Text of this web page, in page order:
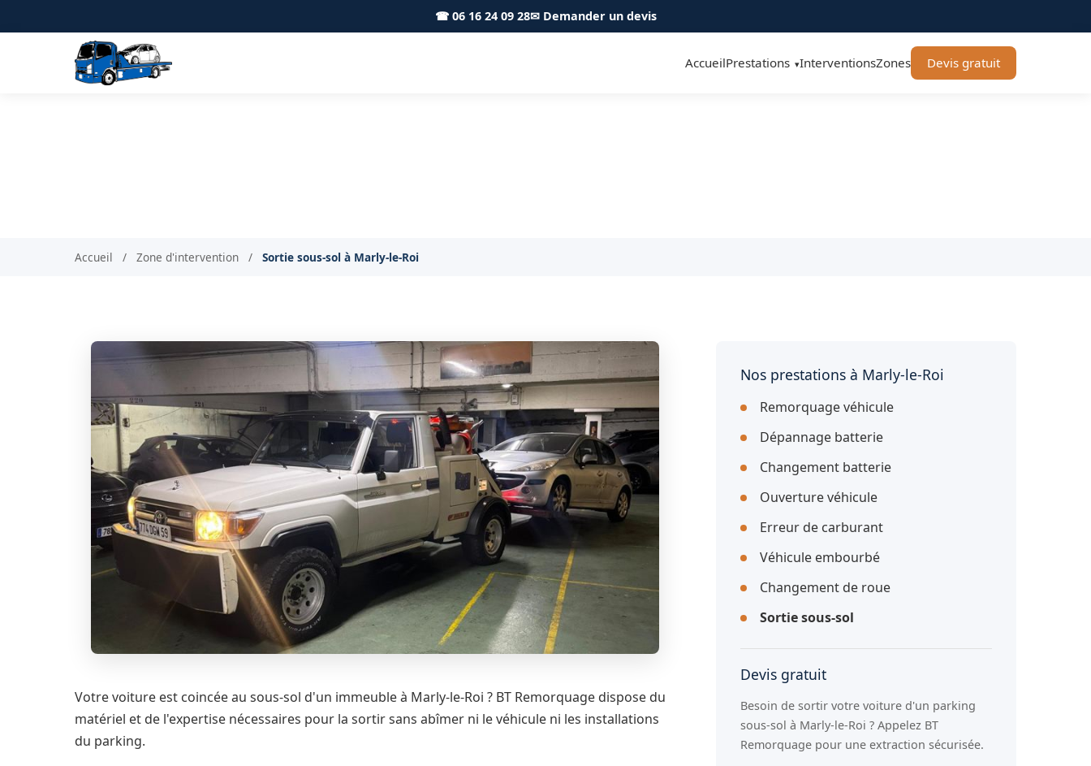
☎ 06 16 24 09 28✉ Demander un devis
AccueilPrestations ▾InterventionsZones Devis gratuit
Accueil / Zone d'intervention / Sortie sous-sol à Marly-le-Roi
Votre voiture est coincée au sous-sol d'un immeuble à Marly-le-Roi ? BT Remorquage dispose du
matériel et de l'expertise nécessaires pour la sortir sans abîmer ni le véhicule ni les installations
du parking.
Nos prestations à Marly-le-Roi
Remorquage véhicule
Dépannage batterie
Changement batterie
Ouverture véhicule
Erreur de carburant
Véhicule embourbé
Changement de roue
Sortie sous-sol
Devis gratuit
Besoin de sortir votre voiture d'un parking
sous-sol à Marly-le-Roi ? Appelez BT
Remorquage pour une extraction sécurisée.